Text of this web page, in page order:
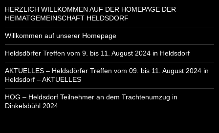
HERZLICH WILLKOMMEN AUF DER HOMEPAGE DER
HEIMATGEMEINSCHAFT HELDSDORF
Willkommen auf unserer Homepage
Heldsdörfer Treffen vom 9. bis 11. August 2024 in Heldsdorf
AKTUELLES – Heldsdörfer Treffen vom 09. bis 11. August 2024 in
Heldsdorf – AKTUELLES
HOG – Heldsdorf Teilnehmer an dem Trachtenumzug in
Dinkelsbühl 2024